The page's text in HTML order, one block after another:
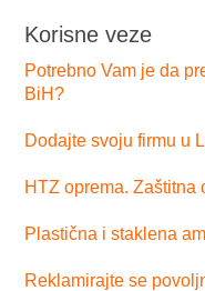
Korisne veze
Potrebno Vam je da
BiH?
Dodajte svoju firmu u
HTZ oprema. Zaštitna
Plastična i staklena
Reklamirajte se